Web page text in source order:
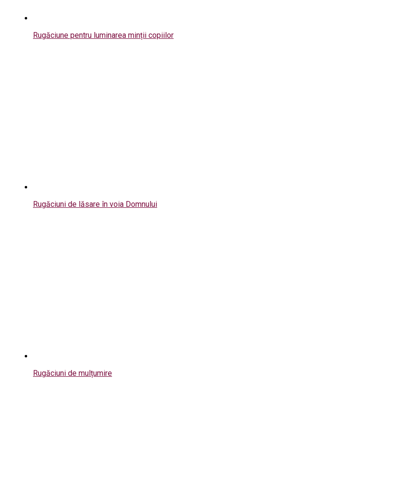
Rugăciune pentru luminarea minții copiilor
Rugăciuni de lăsare în voia Domnului
Rugăciuni de mulțumire